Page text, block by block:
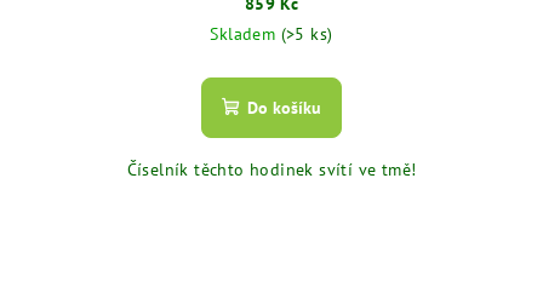
Skladem (>5 ks)
Do košíku
Číselník těchto hodinek svítí ve tmě!